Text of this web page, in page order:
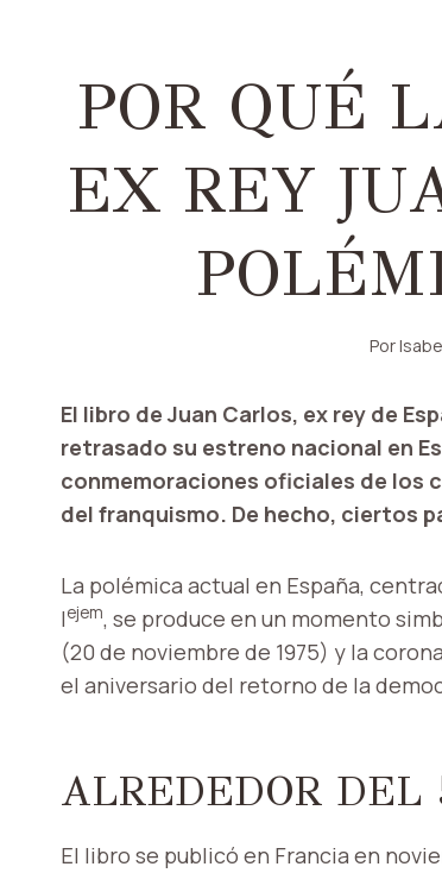
POR QUÉ
EX REY
Por
El libro de Juan Carlos, ex rey de
retrasado su estreno nacional en
conmemoraciones oficiales de los
del franquismo. De hecho, ciertos
La polémica actual en España,
Iejem, se produce en un momento
(20 de noviembre de 1975) y la
el aniversario del retorno de la
ALREDEDOR
El libro se publicó en Francia en